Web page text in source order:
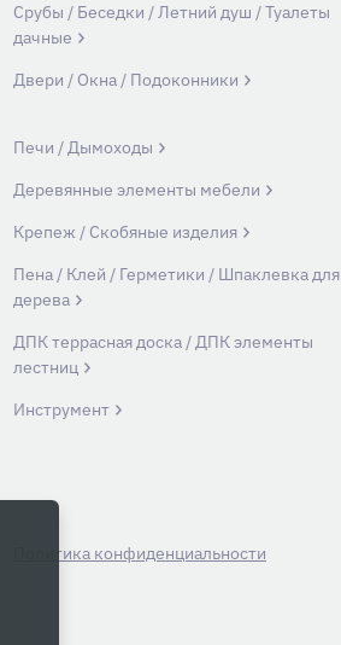
Срубы / Беседки / Летний душ / Туалеты
дачные
Двери / Окна / Подоконники
Печи / Дымоходы
Деревянные элементы мебели
Крепеж / Скобяные изделия
Пена / Клей / Герметики / Шпаклевка для
дерева
ДПК террасная доска / ДПК элементы
лестниц
Инструмент
Политика конфиденциальности